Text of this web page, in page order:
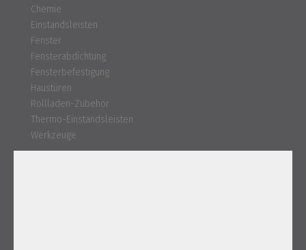
Chemie
Einstandsleisten
Fenster
Fensterabdichtung
Fensterbefestigung
Haustüren
Rollladen-Zubehör
Thermo-Einstandsleisten
Werkzeuge